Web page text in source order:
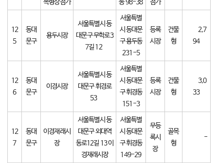
목형상점가
동 98-38
점가
12
5
동대
문구
용두시장
서울특별시 동
대문구 무학로3
7길 12
서울특별
시 동대문
구 용두동
231-5
등록
시장
건물
형
2,7
94
12
6
동대
문구
이경시장
서울특별시 동
대문구 휘경로
53
서울특별
시 동대문
구 휘경동
151-3
등록
시장
건물
형
3,0
33
12
7
동대
문구
이경재래시
장
서울특별시 동
대문구 외대역
동로12길 13 이
경재래시장
서울특별
시 동대문
구 휘경동
149-29
무등
록시
장
골목
형
-